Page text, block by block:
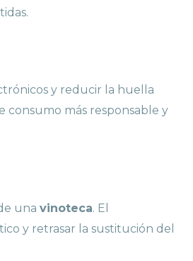
y reducir la huella
consumo más responsable y
una vinoteca. El
y retrasar la sustitución del